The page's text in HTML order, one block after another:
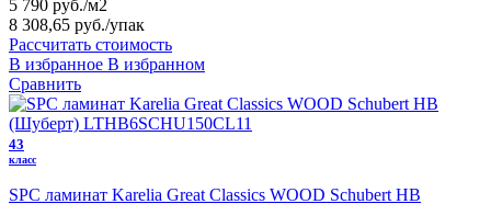
5 790 руб./м2
8 308,65 руб./упак
Рассчитать стоимость
В избранное В избранном
Сравнить
43
класс
SPC ламинат Karelia Great Classics WOOD Schubert HB